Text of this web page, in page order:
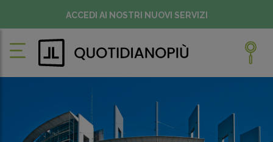
ACCEDI AI NOSTRI NUOVI SERVIZI